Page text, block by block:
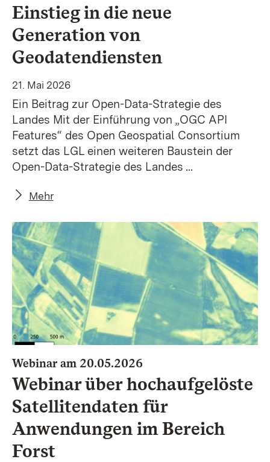
Einstieg in die neue
Generation von
Geodatendiensten
21. Mai 2026
Ein Beitrag zur Open-Data-Strategie des
Landes Mit der Einführung von „OGC API
Features“ des Open Geospatial Consortium
setzt das LGL einen weiteren Baustein der
Open-Data-Strategie des Landes ...
Mehr
Webinar am 20.05.2026
Webinar über hochaufgelöste
Satellitendaten für
Anwendungen im Bereich
Forst